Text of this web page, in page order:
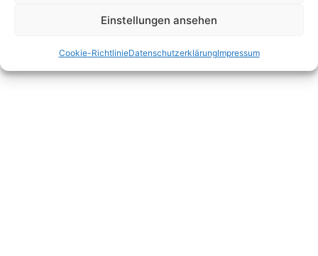
Einstellungen ansehen
Cookie-RichtlinieDatenschutzerklärungImpressum